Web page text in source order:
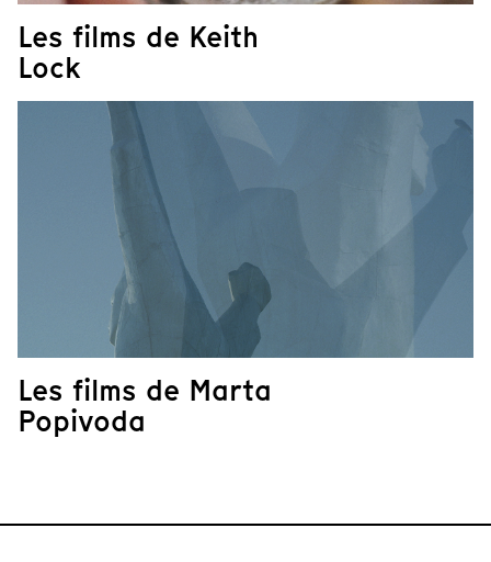
Les films de Keith
Lock
Les films de Marta
Popivoda